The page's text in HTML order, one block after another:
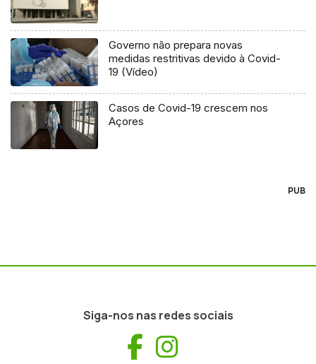
Governo não prepara novas
medidas restritivas devido à Covid-
19 (Vídeo)
Casos de Covid-19 crescem nos
Açores
PUB
Siga-nos nas redes sociais
Facebook